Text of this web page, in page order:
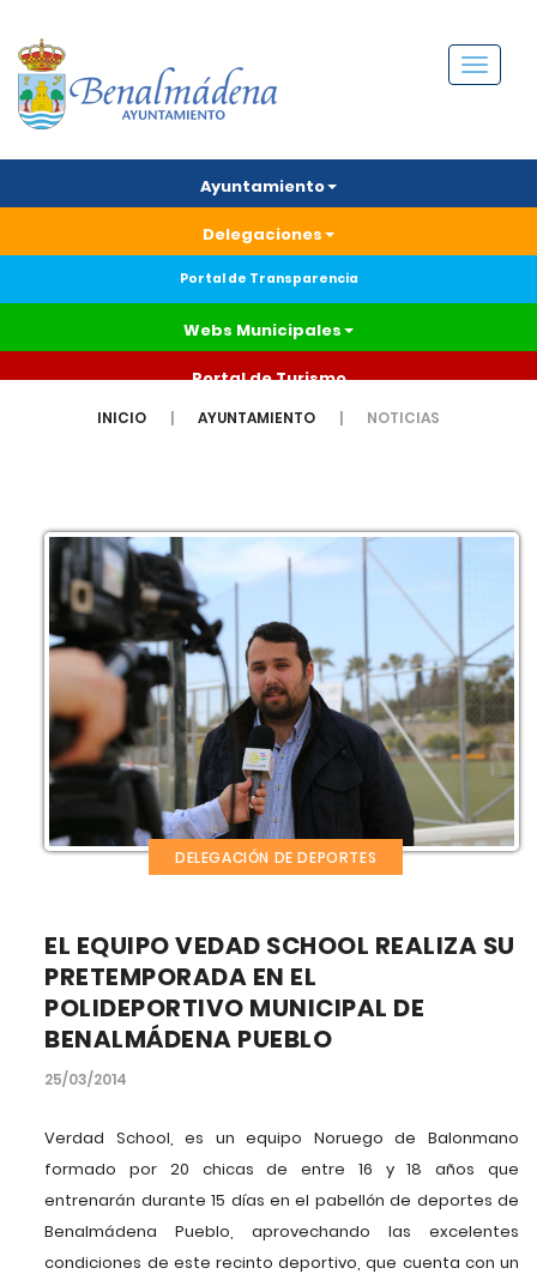
Menú
Ayuntamiento
Delegaciones
Portal de Transparencia
Webs Municipales
Portal de Turismo
INICIO AYUNTAMIENTO NOTICIAS
DELEGACIÓN DE DEPORTES
EL EQUIPO VEDAD SCHOOL REALIZA SU
PRETEMPORADA EN EL
POLIDEPORTIVO MUNICIPAL DE
BENALMÁDENA PUEBLO
25/03/2014
Verdad School, es un equipo Noruego de Balonmano
formado por 20 chicas de entre 16 y 18 años que
entrenarán durante 15 días en el pabellón de deportes de
Benalmádena Pueblo, aprovechando las excelentes
condiciones de este recinto deportivo, que cuenta con un